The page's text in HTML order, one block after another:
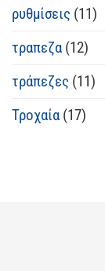
ρυθμίσεις (11)
τραπεζα (12)
τράπεζες (11)
Τροχαία (17)